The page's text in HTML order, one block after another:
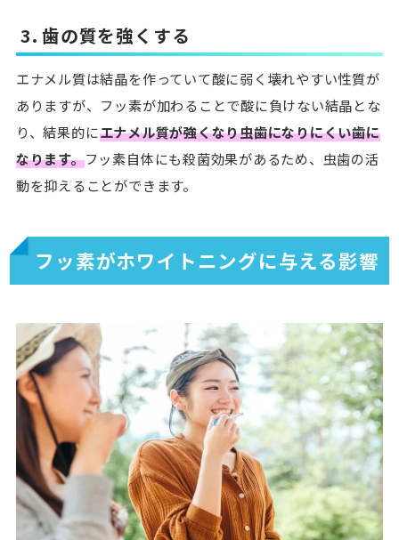
3. 歯の質を強くする
エナメル質は結晶を作っていて酸に弱く壊れやすい性質が
ありますが、フッ素が加わることで酸に負けない結晶とな
り、結果的にエナメル質が強くなり虫歯になりにくい歯に
なります。フッ素自体にも殺菌効果があるため、虫歯の活
動を抑えることができます。
フッ素がホワイトニングに与える影響